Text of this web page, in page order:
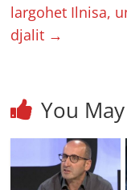
largohet Ilnisa,
djalit →
You